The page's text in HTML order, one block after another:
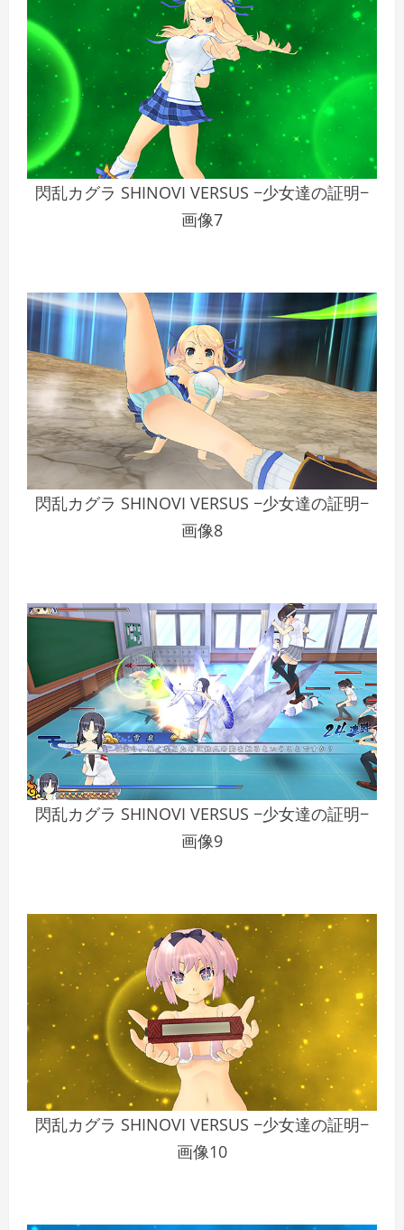
閃乱カグラ SHINOVI VERSUS −少女達の証明−
画像7
閃乱カグラ SHINOVI VERSUS −少女達の証明−
画像8
閃乱カグラ SHINOVI VERSUS −少女達の証明−
画像9
閃乱カグラ SHINOVI VERSUS −少女達の証明−
画像10